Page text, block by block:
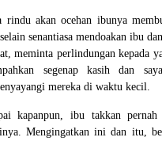
rindu akan ocehan ibunya
senantiasa mendoakan ibu dan
meminta perlindungan kepada
segenap kasih dan
mereka di waktu kecil.
kapanpun, ibu takkan
Mengingatkan ini dan itu,